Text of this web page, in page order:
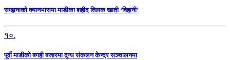
सम्झनाको क्यानभासमा माडीका शहीद तिलक खाती ‘विहानी’
१०.
पूर्वी माडीको बगही बजारमा दुग्ध संकलन केन्द्र सञ्चालनमा